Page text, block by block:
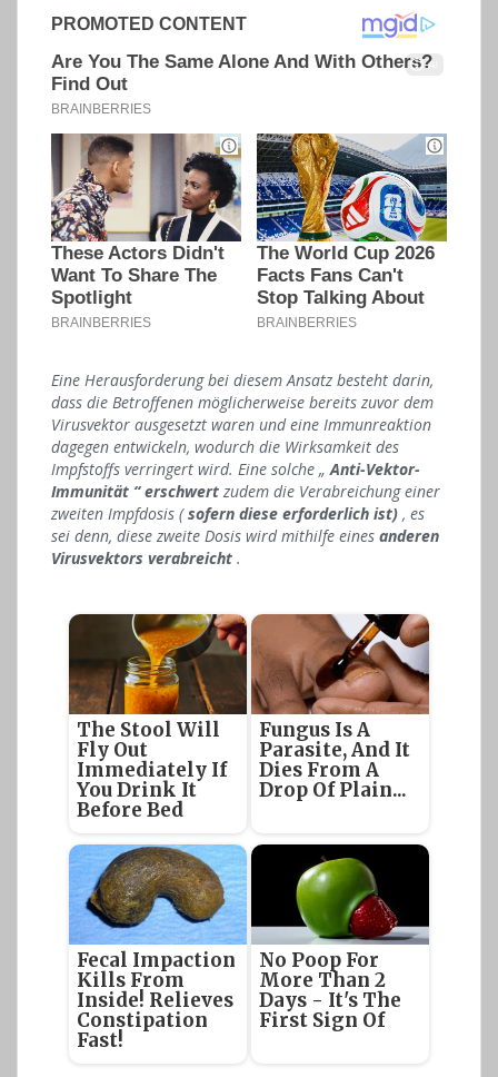
Eine Herausforderung bei diesem Ansatz besteht darin,
dass die Betroffenen möglicherweise bereits zuvor dem
Virusvektor ausgesetzt waren und eine Immunreaktion
dagegen entwickeln, wodurch die Wirksamkeit des
Impfstoffs verringert wird. Eine solche „Anti-Vektor-
Immunität “erschwert zudem die Verabreichung einer
zweiten Impfdosis (sofern diese erforderlich ist) , es
sei denn, diese zweite Dosis wird mithilfe eines anderen
Virusvektors verabreicht .
The Stool Will
Fly Out
Immediately If
You Drink It
Before Bed
Fungus Is A
Parasite, And It
Dies From A
Drop Of Plain...
Fecal Impaction
Kills From
Inside! Relieves
Constipation
Fast!
No Poop For
More Than 2
Days - It's The
First Sign Of